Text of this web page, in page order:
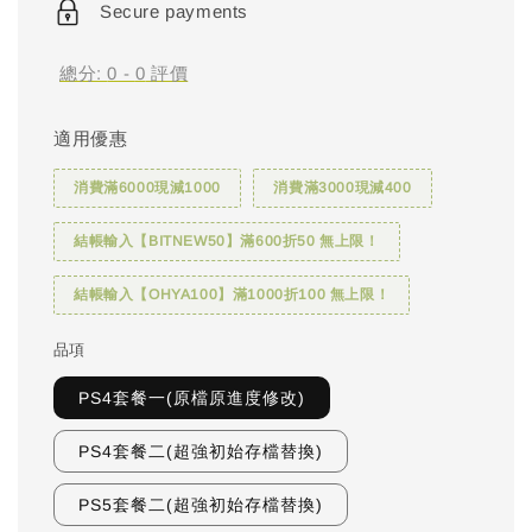
Secure payments
總分:0 - 0 評價
適用優惠
消費滿6000現減1000 消費滿3000現減400
結帳輸入【BITNEW50】滿600折50 無上限！
結帳輸入【OHYA100】滿1000折100 無上限！
品項
PS4套餐一(原檔原進度修改)
PS4套餐二(超強初始存檔替換)
PS5套餐二(超強初始存檔替換)